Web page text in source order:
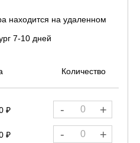
находится на удаленном
7-10 дней
Количество
₽ - +
₽ - +